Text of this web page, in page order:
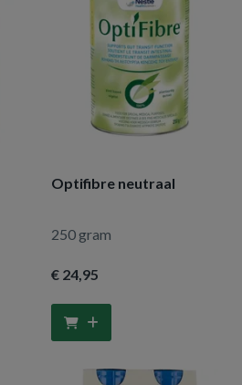
Optifibre neutraal
250 gram
€ 24,95